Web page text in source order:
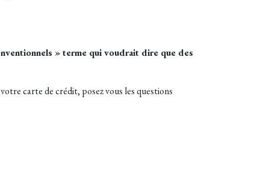
» terme qui voudrait dire que des
carte de crédit, posez vous les questions